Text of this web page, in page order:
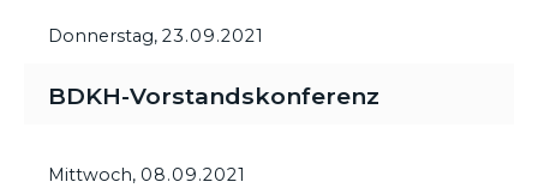
Donnerstag, 23.09.2021
BDKH-Vorstandskonferenz
Mittwoch, 08.09.2021